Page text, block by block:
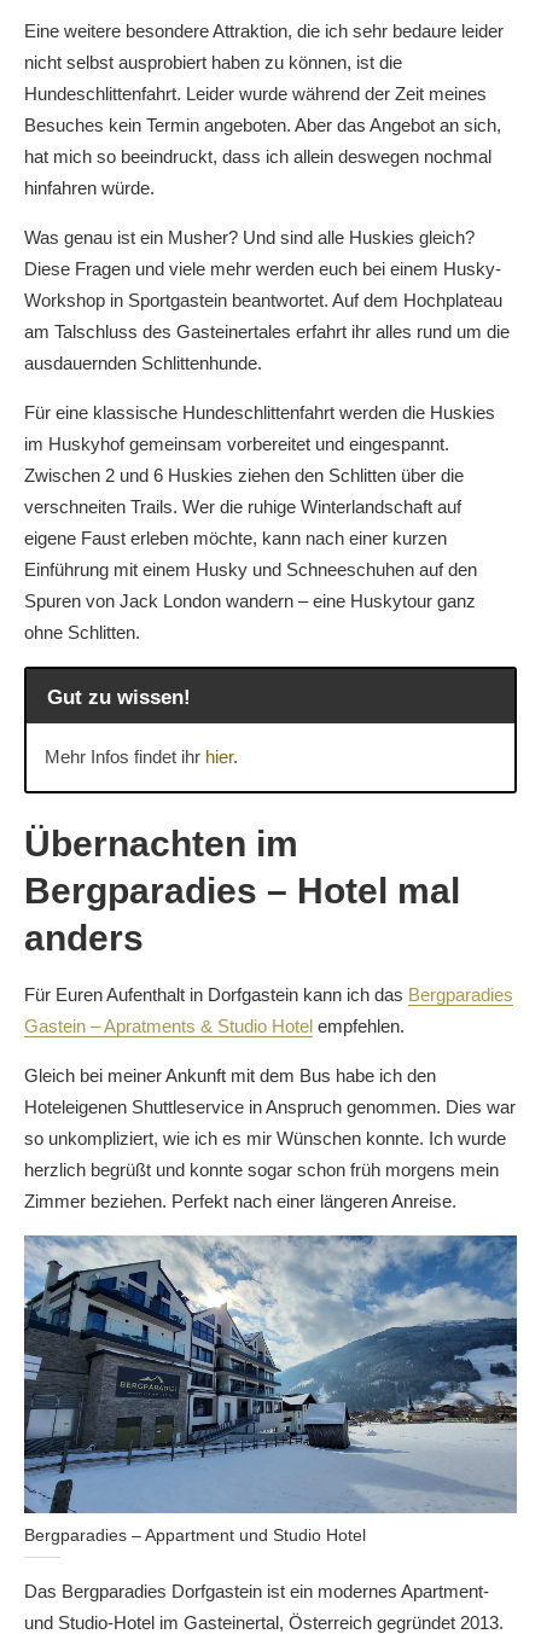
Eine weitere besondere Attraktion, die ich sehr bedaure leider
nicht selbst ausprobiert haben zu können, ist die
Hundeschlittenfahrt. Leider wurde während der Zeit meines
Besuches kein Termin angeboten. Aber das Angebot an sich,
hat mich so beeindruckt, dass ich allein deswegen nochmal
hinfahren würde.
Was genau ist ein Musher? Und sind alle Huskies gleich?
Diese Fragen und viele mehr werden euch bei einem Husky-
Workshop in Sportgastein beantwortet. Auf dem Hochplateau
am Talschluss des Gasteinertales erfahrt ihr alles rund um die
ausdauernden Schlittenhunde.
Für eine klassische Hundeschlittenfahrt werden die Huskies
im Huskyhof gemeinsam vorbereitet und eingespannt.
Zwischen 2 und 6 Huskies ziehen den Schlitten über die
verschneiten Trails. Wer die ruhige Winterlandschaft auf
eigene Faust erleben möchte, kann nach einer kurzen
Einführung mit einem Husky und Schneeschuhen auf den
Spuren von Jack London wandern – eine Huskytour ganz
ohne Schlitten.
Gut zu wissen!
Mehr Infos findet ihr hier.
Übernachten im
Bergparadies – Hotel mal
anders
Für Euren Aufenthalt in Dorfgastein kann ich das Bergparadies
Gastein – Apratments & Studio Hotel empfehlen.
Gleich bei meiner Ankunft mit dem Bus habe ich den
Hoteleigenen Shuttleservice in Anspruch genommen. Dies war
so unkompliziert, wie ich es mir Wünschen konnte. Ich wurde
herzlich begrüßt und konnte sogar schon früh morgens mein
Zimmer beziehen. Perfekt nach einer längeren Anreise.
Bergparadies – Appartment und Studio Hotel
Das Bergparadies Dorfgastein ist ein modernes Apartment-
und Studio-Hotel im Gasteinertal, Österreich gegründet 2013.